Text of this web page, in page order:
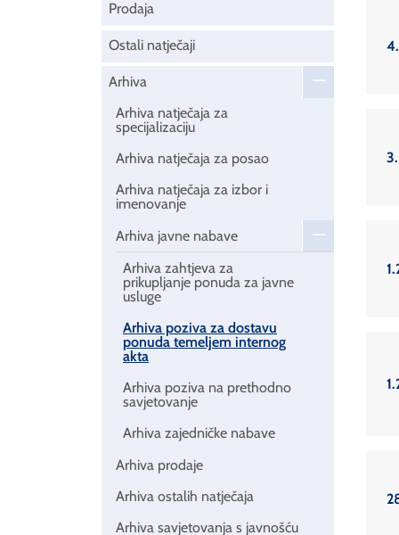
Prodaja
Ostali natječaji
Arhiva
Arhiva natječaja za
specijalizaciju
Arhiva natječaja za posao
Arhiva natječaja za izbor i
imenovanje
Arhiva javne nabave
Arhiva zahtjeva za
prikupljanje ponuda za javne
usluge
Arhiva poziva za dostavu
ponuda temeljem internog
akta
Arhiva poziva na prethodno
savjetovanje
Arhiva zajedničke nabave
Arhiva prodaje
Arhiva ostalih natječaja
Arhiva savjetovanja s javnošću